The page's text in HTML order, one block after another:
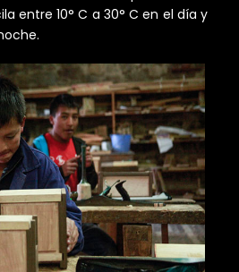
entre 10° C a 30° C en el día y